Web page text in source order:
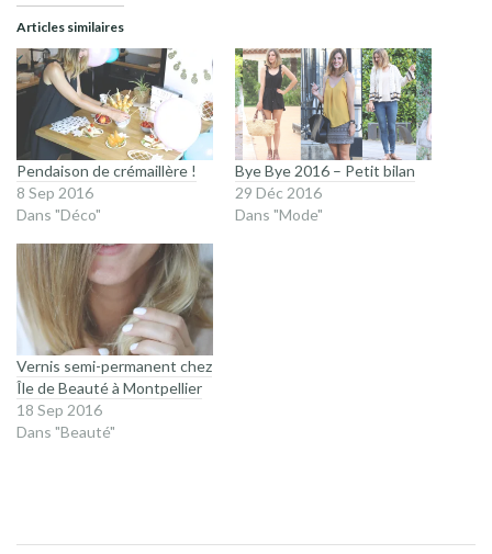
Articles similaires
Pendaison de crémaillère !
8 Sep 2016
Dans "Déco"
Bye Bye 2016 – Petit bilan
29 Déc 2016
Dans "Mode"
Vernis semi-permanent chez
Île de Beauté à Montpellier
18 Sep 2016
Dans "Beauté"